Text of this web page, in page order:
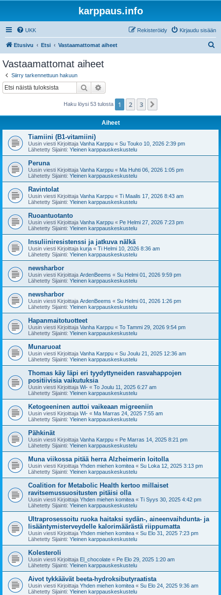
karppaus.info
UKK Kirjaudu sisään
Rekisteröidy
Etusivu Etsi Vastaamattomat aiheet
Vastaamattomat aiheet
Siirry tarkennettuun hakuun
Etsi
Haku löysi 53 tulosta 1 2 3
Aiheet
Tiamiini (B1-vitamiini)
Uusin viesti Kirjoittaja Vanha Karppu « Su Touko 10, 2026 2:39 pm
Lähetetty Sijainti: Yleinen karppauskeskustelu
Peruna
Uusin viesti Kirjoittaja Vanha Karppu « Ma Huhti 06, 2026 1:05 pm
Lähetetty Sijainti: Yleinen karppauskeskustelu
Ravintolat
Uusin viesti Kirjoittaja Vanha Karppu « Ti Maalis 17, 2026 8:43 am
Lähetetty Sijainti: Yleinen karppauskeskustelu
Ruoantuotanto
Uusin viesti Kirjoittaja Vanha Karppu « Pe Helmi 27, 2026 7:23 pm
Lähetetty Sijainti: Yleinen karppauskeskustelu
Insuliiniresistenssi ja jatkuva nälkä
Uusin viesti Kirjoittaja kurja « Ti Helmi 10, 2026 8:36 am
Lähetetty Sijainti: Yleinen karppauskeskustelu
newsharbor
Uusin viesti Kirjoittaja ArdenBeems « Su Helmi 01, 2026 9:59 pm
Lähetetty Sijainti: Yleinen karppauskeskustelu
newsharbor
Uusin viesti Kirjoittaja ArdenBeems « Su Helmi 01, 2026 1:26 pm
Lähetetty Sijainti: Yleinen karppauskeskustelu
Hapanmaitotuotteet
Uusin viesti Kirjoittaja Vanha Karppu « To Tammi 29, 2026 9:54 pm
Lähetetty Sijainti: Yleinen karppauskeskustelu
Munaruoat
Uusin viesti Kirjoittaja Vanha Karppu « Su Joulu 21, 2025 12:36 am
Lähetetty Sijainti: Yleinen karppauskeskustelu
Thomas käy läpi eri tyydyttyneiden rasvahappojen
positiivisia vaikutuksia
Uusin viesti Kirjoittaja Wi- « To Joulu 11, 2025 6:27 am
Lähetetty Sijainti: Yleinen karppauskeskustelu
Ketogeeninen auttoi vaikeaan migreeniin
Uusin viesti Kirjoittaja Wi- « Ma Marras 24, 2025 7:55 am
Lähetetty Sijainti: Yleinen karppauskeskustelu
Pähkinät
Uusin viesti Kirjoittaja Vanha Karppu « Pe Marras 14, 2025 8:21 pm
Lähetetty Sijainti: Yleinen karppauskeskustelu
Muna viikossa pitää herra Alzheimerin loitolla
Uusin viesti Kirjoittaja Yhden miehen komitea « Su Loka 12, 2025 3:13 pm
Lähetetty Sijainti: Yleinen karppauskeskustelu
Coalition for Metabolic Health kertoo millaiset
ravitsemussuositusten pitäisi olla
Uusin viesti Kirjoittaja Yhden miehen komitea « Ti Syys 30, 2025 4:42 pm
Lähetetty Sijainti: Yleinen karppauskeskustelu
Ultraprosessoitu ruoka haitaksi sydän-, aineenvaihdunta- ja
lisääntymisterveydelle kalorimäärästä riippumatta
Uusin viesti Kirjoittaja Yhden miehen komitea « Su Elo 31, 2025 7:23 pm
Lähetetty Sijainti: Yleinen karppauskeskustelu
Kolesteroli
Uusin viesti Kirjoittaja El_chocolate « Pe Elo 29, 2025 1:20 am
Lähetetty Sijainti: Yleinen karppauskeskustelu
Aivot tykkäävät beeta-hydroksibutyraatista
Uusin viesti Kirjoittaja Yhden miehen komitea « Su Elo 24, 2025 9:36 am
Lähetetty Sijainti: Yleinen karppauskeskustelu